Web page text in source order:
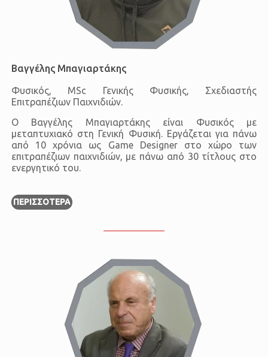
Βαγγέλης Μπαγιαρτάκης
Φυσικός, MSc Γενικής Φυσικής, Σχεδιαστής
Επιτραπέζιων Παιχνιδιών.
Ο Βαγγέλης Μπαγιαρτάκης είναι Φυσικός με
μεταπτυχιακό στη Γενική Φυσική. Εργάζεται για πάνω
από 10 χρόνια ως Game Designer στο χώρο των
επιτραπέζιων παιχνιδιών, με πάνω από 30 τίτλους στο
ενεργητικό του.
ΠΕΡΙΣΣΌΤΕΡΑ